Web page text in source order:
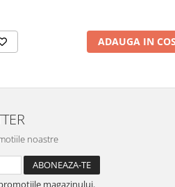
ADAUGA IN COS
noastre
magazinului.